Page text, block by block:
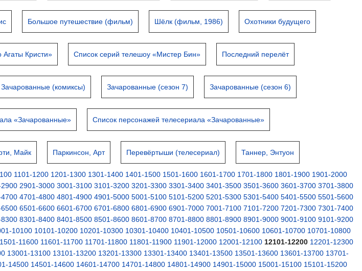
Большое путешествие (фильм) Шёлк (фильм, 1986) Охотники будущего
Агаты Кристи» Список серий телешоу «Мистер Бин» Последний перелёт
Зачарованные (комиксы) Зачарованные (сезон 7) Зачарованные (сезон 6)
«Зачарованные» Список персонажей телесериала «Зачарованные»
Майк Паркинсон, Арт Перевёртыши (телесериал) Таннер, Энтуон
1101-1200 1201-1300 1301-1400 1401-1500 1501-1600 1601-1700 1701-1800 1801-1900 1901-2000
2901-3000 3001-3100 3101-3200 3201-3300 3301-3400 3401-3500 3501-3600 3601-3700 3701-3800
4701-4800 4801-4900 4901-5000 5001-5100 5101-5200 5201-5300 5301-5400 5401-5500 5501-5600
6501-6600 6601-6700 6701-6800 6801-6900 6901-7000 7001-7100 7101-7200 7201-7300 7301-7400
8301-8400 8401-8500 8501-8600 8601-8700 8701-8800 8801-8900 8901-9000 9001-9100 9101-9200
10100 10101-10200 10201-10300 10301-10400 10401-10500 10501-10600 10601-10700 10701-10800
11600 11601-11700 11701-11800 11801-11900 11901-12000 12001-12100 12101-12200 12201-12300
13001-13100 13101-13200 13201-13300 13301-13400 13401-13500 13501-13600 13601-13700 13701-
14500 14501-14600 14601-14700 14701-14800 14801-14900 14901-15000 15001-15100 15101-15200